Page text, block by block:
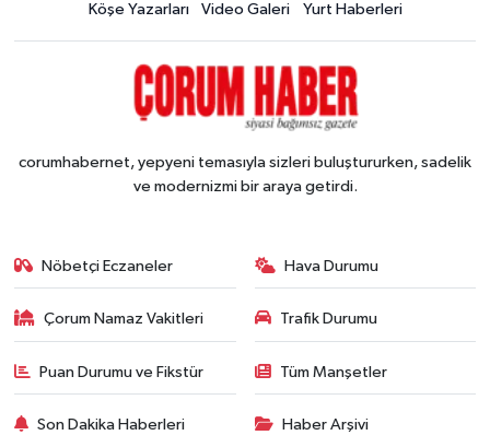
Köşe Yazarları
Video Galeri Yurt Haberleri
corumhabernet, yepyeni temasıyla sizleri buluştururken, sadelik
ve modernizmi bir araya getirdi.
Nöbetçi Eczaneler Hava Durumu
Çorum Namaz Vakitleri Trafik Durumu
Puan Durumu ve Fikstür Tüm Manşetler
Son Dakika Haberleri Haber Arşivi